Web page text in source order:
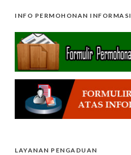
INFO PERMOHONAN INFORMASI
LAYANAN PENGADUAN